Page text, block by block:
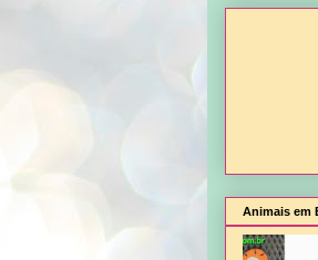
Animais em